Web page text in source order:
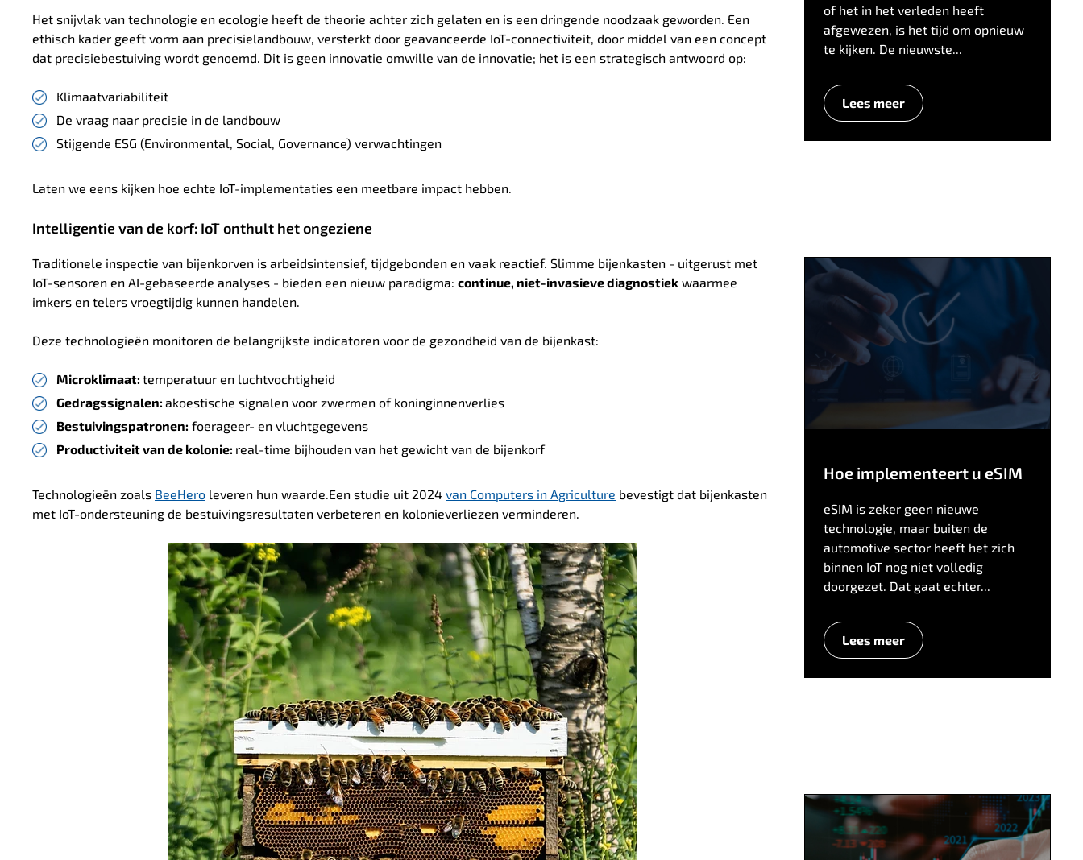
Het snijvlak van technologie en ecologie heeft de theorie achter zich gelaten en is een dringende noodzaak geworden. Een
ethisch kader geeft vorm aan precisielandbouw, versterkt door geavanceerde IoT-connectiviteit, door middel van een concept
dat precisiebestuiving wordt genoemd. Dit is geen innovatie omwille van de innovatie; het is een strategisch antwoord op:
Klimaatvariabiliteit
De vraag naar precisie in de landbouw
Stijgende ESG (Environmental, Social, Governance) verwachtingen
Laten we eens kijken hoe echte IoT-implementaties een meetbare impact hebben.
Intelligentie van de korf: IoT onthult het ongeziene
Traditionele inspectie van bijenkorven is arbeidsintensief, tijdgebonden en vaak reactief. Slimme bijenkasten - uitgerust met
IoT-sensoren en AI-gebaseerde analyses - bieden een nieuw paradigma: continue, niet-invasieve diagnostiek waarmee
imkers en telers vroegtijdig kunnen handelen.
Deze technologieën monitoren de belangrijkste indicatoren voor de gezondheid van de bijenkast:
Microklimaat: temperatuur en luchtvochtigheid
Gedragssignalen: akoestische signalen voor zwermen of koninginnenverlies
Bestuivingspatronen: foerageer- en vluchtgegevens
Productiviteit van de kolonie: real-time bijhouden van het gewicht van de bijenkorf
Technologieën zoals BeeHero leveren hun waarde.Een studie uit 2024 van Computers in Agriculture bevestigt dat bijenkasten
met IoT-ondersteuning de bestuivingsresultaten verbeteren en kolonieverliezen verminderen.
of het in het verleden heeft
afgewezen, is het tijd om opnieuw
te kijken. De nieuwste...
Lees meer
Hoe implementeert u eSIM
eSIM is zeker geen nieuwe
technologie, maar buiten de
automotive sector heeft het zich
binnen IoT nog niet volledig
doorgezet. Dat gaat echter...
Lees meer